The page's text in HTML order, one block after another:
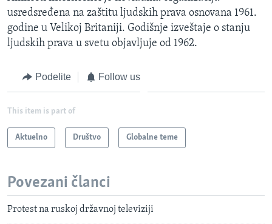
usredsređena na zaštitu ljudskih prava osnovana 1961.
godine u Velikoj Britaniji. Godišnje izveštaje o stanju
ljudskih prava u svetu objavljuje od 1962.
Podelite Follow us
This item is part of
Aktuelno Društvo Globalne teme
Povezani članci
Protest na ruskoj državnoj televiziji